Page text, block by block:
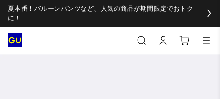
夏本番！バルーンパンツなど、人気の商品が期間限定でおトク
に！